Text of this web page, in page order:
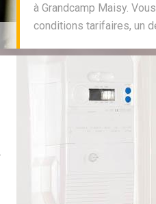
à Grandcamp Maisy.
conditions tarifaires, un